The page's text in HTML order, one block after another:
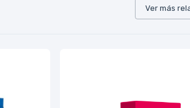
Ver más